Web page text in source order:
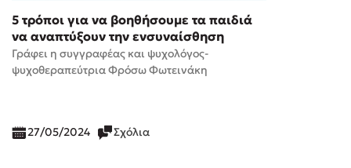
5 τρόποι για να βοηθήσουμε τα παιδιά
να αναπτύξουν την ενσυναίσθηση
Γράφει η συγγραφέας και ψυχολόγος-
ψυχοθεραπεύτρια Φρόσω Φωτεινάκη
27/05/2024 Σχόλια